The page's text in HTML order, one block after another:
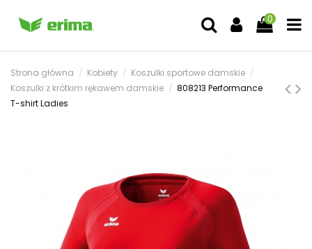
0
Strona główna Kobiety
Koszulki sportowe damskie
Koszulki z krótkim rękawem damskie
808213 Performance
T-shirt Ladies